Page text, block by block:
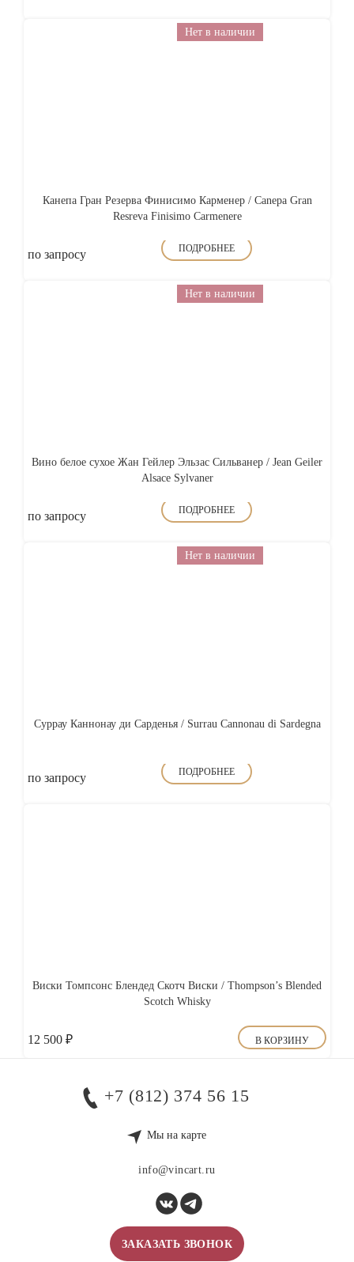
Нет в наличии
Канепа Гран Резерва Финисимо Карменер / Canepa Gran
Resreva Finisimo Carmenere
по запросу ПОДРОБНЕЕ
Нет в наличии
Вино белое сухое Жан Гейлер Эльзас Сильванер / Jean Geiler
Alsace Sylvaner
по запросу ПОДРОБНЕЕ
Нет в наличии
Суррау Каннонау ди Сарденья / Surrau Cannonau di Sardegna
по запросу ПОДРОБНЕЕ
Виски Томпсонс Блендед Скотч Виски / Thompson’s Blended
Scotch Whisky
12 500 ₽ В КОРЗИНУ
+7 (812) 374 56 15
Мы на карте
info@vincart.ru
ЗАКАЗАТЬ ЗВОНОК